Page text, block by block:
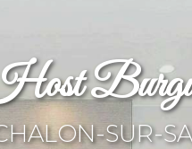
Host
SUR-